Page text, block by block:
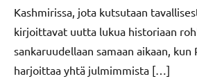
Kashmirissa, jota kutsutaan
kirjoittavat uutta lukua historiaan
sankaruudellaan samaan aikaan,
harjoittaa yhtä julmimmista […]